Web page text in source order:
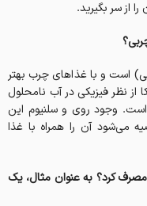
است و با غذاهای چرب بهتر
نظر فیزیکی در آب نامحلول
وجود روی و سلنیوم این
می‌شود آن را همراه با غذا
کرد؟ به عنوان مثال، یک